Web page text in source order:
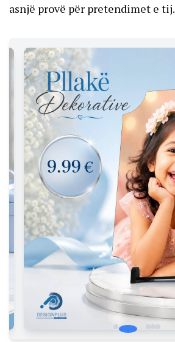
asnjë provë për pretendimet e tij.